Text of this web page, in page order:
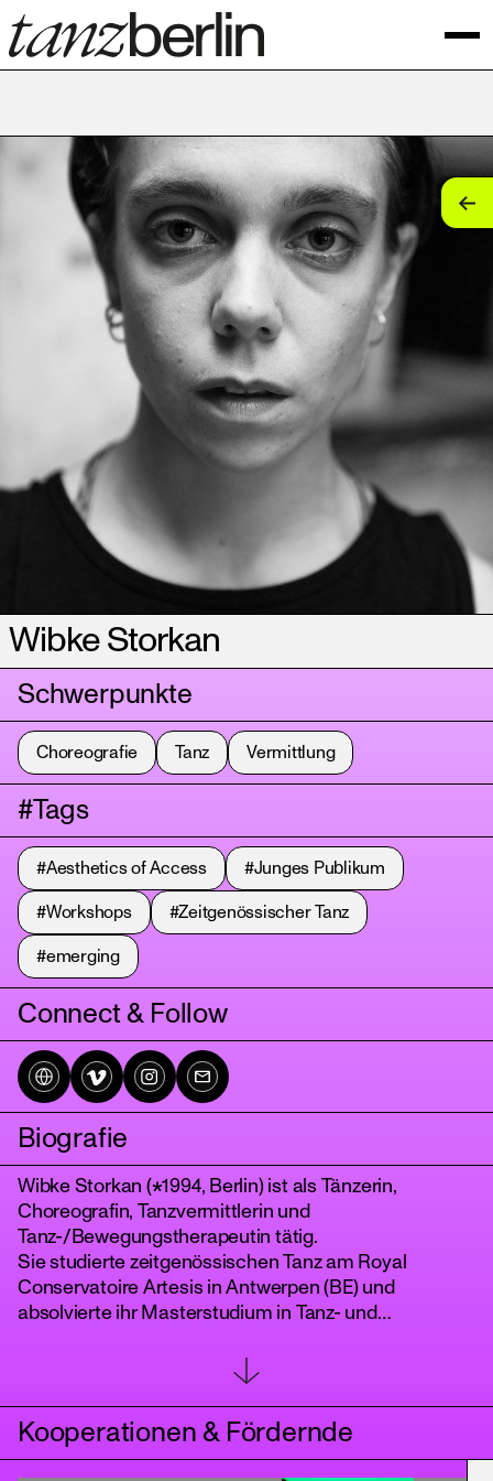
Wibke Storkan
Schwerpunkte
Choreografie Tanz Vermittlung
#Tags
#Aesthetics of Access #Junges Publikum
#Workshops #Zeitgenössischer Tanz
#emerging
Connect & Follow
Biografie
Wibke Storkan (*1994, Berlin) ist als Tänzerin,
Choreografin, Tanzvermittlerin und
Tanz-/Bewegungstherapeutin tätig.
Sie studierte zeitgenössischen Tanz am Royal
Conservatoire Artesis in Antwerpen (BE) und
absolvierte ihr Masterstudium in Tanz- und
Wibke ist freiberuflich in zahlreichen Projekten tätig.
Sie kollaboriert teilweise bis heute u.a. mit Sasha
Theater Strahl, Saskia Oidtmann, Yotam Peled, Lara
Kaiser, Florian Bilbao und Judith Sanchez Ruiz.
Kooperationen & Fördernde